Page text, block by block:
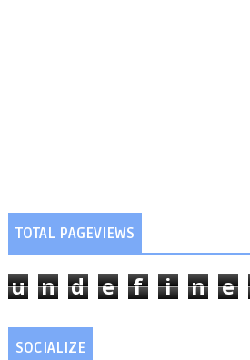
TOTAL PAGEVIEWS
u n d e f i n e
SOCIALIZE